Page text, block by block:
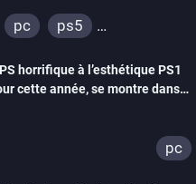
pc
ps5
horrifique à l’esthétique PS1
cette année, se montre dans
pc